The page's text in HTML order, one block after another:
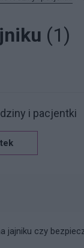
(1)
i pacjentki
jajniku czy